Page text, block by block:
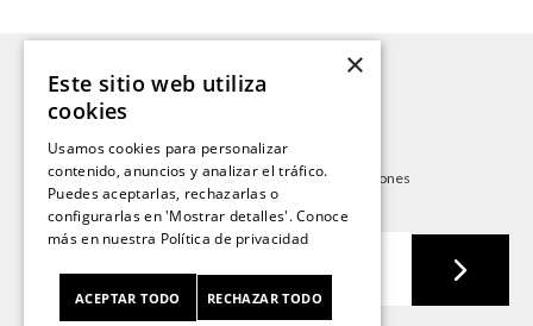
¡ENTÉRATE DE NOVEDADES Y RECIBE
Suscríbete y sé el primero en conocer nuestras promociones
y lanzamientos.
×
Este sitio web utiliza
cookies
Usamos cookies para personalizar
contenido, anuncios y analizar el tráfico.
Puedes aceptarlas, rechazarlas o
configurarlas en 'Mostrar detalles'. Conoce
más en nuestra Política de privacidad
ACEPTAR TODO RECHAZAR TODO